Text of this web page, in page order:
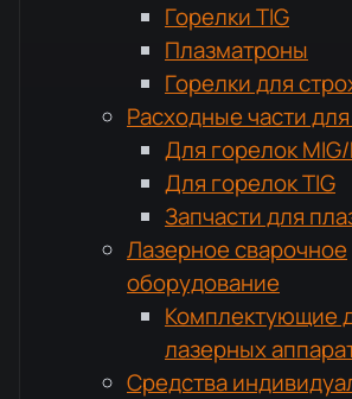
Горелки TIG
Плазматроны
Горелки для
Расходные части
Для горелок
Для горелок TIG
Запчасти для
Лазерное сварочное
оборудование
Комплектующие
лазерных
Средства